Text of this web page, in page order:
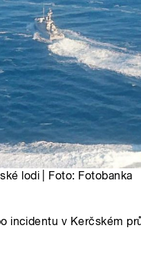
lodi | Foto: Fotobanka
incidentu v Kerčském